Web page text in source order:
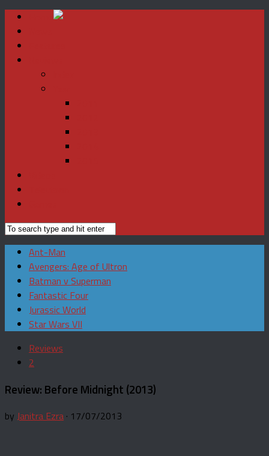
Ant-Man
Avengers: Age of Ultron
Batman v Superman
Fantastic Four
Jurassic World
Star Wars VII
Reviews
2
Review: Before Midnight (2013)
by Janitra Ezra · 17/07/2013